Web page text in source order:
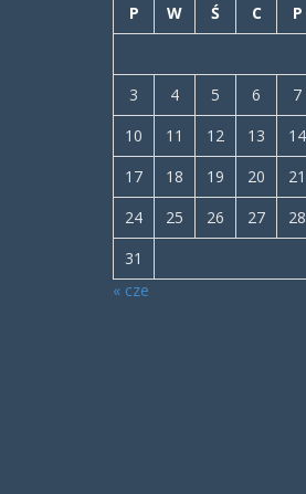
P W Ś C P
3
4 5 6 7
10
11 12 13 14
17
18 19 20 21
24
25 26 27 28
31
« cze